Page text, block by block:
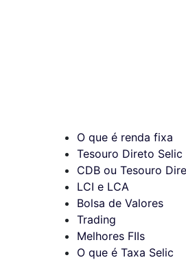
O que é renda fixa
Tesouro Direto Selic
CDB ou Tesouro
LCI e LCA
Bolsa de Valores
Trading
Melhores FIIs
O que é Taxa Selic